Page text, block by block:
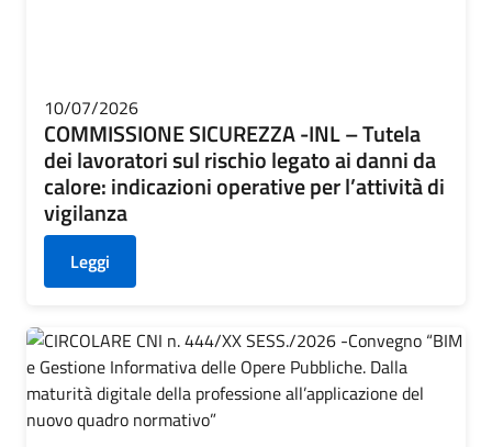
10/07/2026
COMMISSIONE SICUREZZA -INL – Tutela
dei lavoratori sul rischio legato ai danni da
calore: indicazioni operative per l’attività di
vigilanza
Leggi